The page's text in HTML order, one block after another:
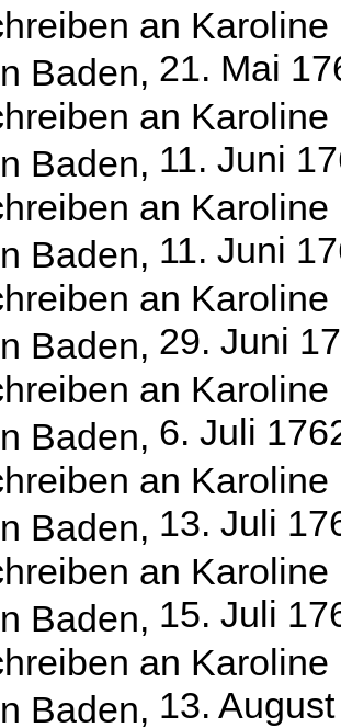
an Karoline
Baden, 21. Mai
an Karoline
Baden, 11. Juni
an Karoline
Baden, 11. Juni
an Karoline
Baden, 29. Juni
an Karoline
Baden, 6. Juli
an Karoline
Baden, 13. Juli
an Karoline
Baden, 15. Juli
an Karoline
Baden, 13.